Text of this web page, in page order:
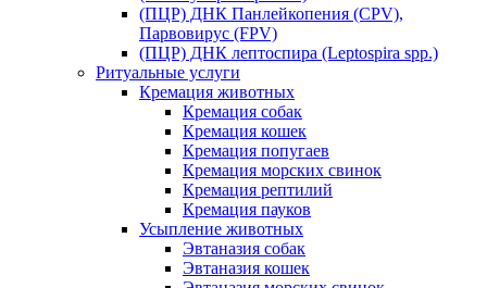
(ПЦР) ДНК Панлейкопения (CPV),
Парвовирус (FPV)
(ПЦР) ДНК лептоспира (Leptospira spp.)
Ритуальные услуги
Кремация животных
Кремация собак
Кремация кошек
Кремация попугаев
Кремация морских свинок
Кремация рептилий
Кремация пауков
Усыпление животных
Эвтаназия собак
Эвтаназия кошек